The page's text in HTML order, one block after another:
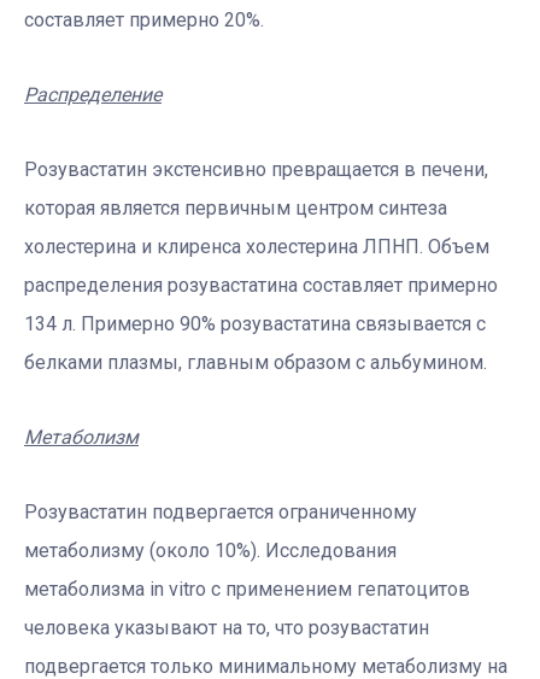
составляет примерно 20%.
Распределение
Розувастатин экстенсивно превращается в печени,
которая является первичным центром синтеза
холестерина и клиренса холестерина ЛПНП. Объем
распределения розувастатина составляет примерно
134 л. Примерно 90% розувастатина связывается с
белками плазмы, главным образом с альбумином.
Метаболизм
Розувастатин подвергается ограниченному
метаболизму (около 10%). Исследования
метаболизма in vitro с применением гепатоцитов
человека указывают на то, что розувастатин
подвергается только минимальному метаболизму на